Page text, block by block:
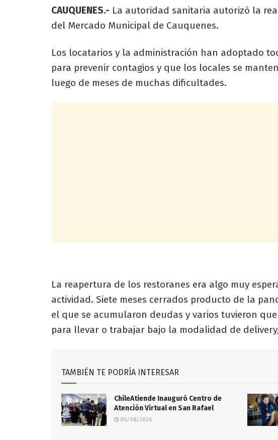
CAUQUENES.- La autoridad sanitaria autorizó la
del Mercado Municipal de Cauquenes.
Los locatarios y la administración han adoptado
para prevenir contagios y que los locales se
luego de meses de muchas dificultades.
La reapertura de los restoranes era algo muy
actividad. Siete meses cerrados producto de la
el que se acumularon deudas y varios tuvieron
para llevar o trabajar bajo la modalidad de
TAMBIÉN TE PODRÍA INTERESAR
ChileAtiende Inauguró Centro de
Atención Virtual en San Rafael
06/08/2026